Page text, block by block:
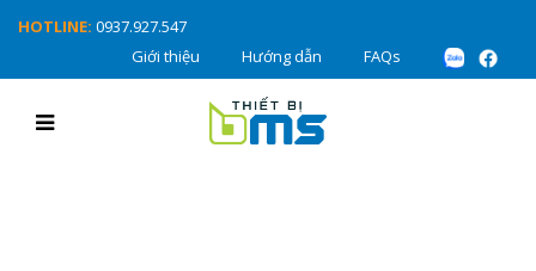
HOTLINE: 0937.927.547
Giới thiệu
Hướng dẫn FAQs